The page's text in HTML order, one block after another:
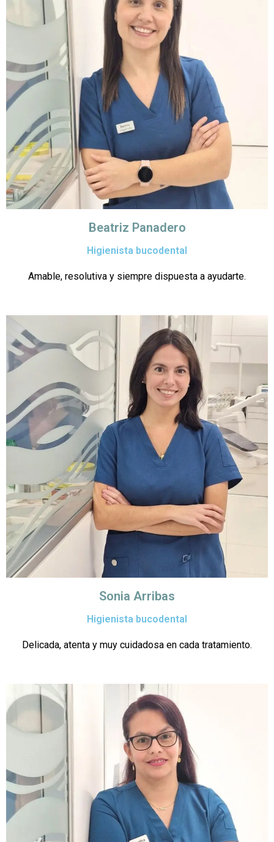
Beatriz Panadero
Higienista bucodental
Amable, resolutiva y siempre dispuesta a ayudarte.
Sonia Arribas
Higienista bucodental
Delicada, atenta y muy cuidadosa en cada tratamiento.